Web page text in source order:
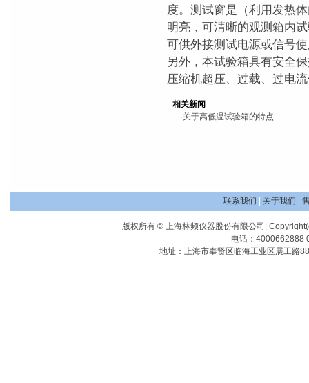
度。测试窗是（利用发热
明亮，可清晰的观测箱内
可供外接测试电源或信号
另外，本试验箱具有安全
压缩机超压、过载、过电
相关新闻
·关于高低温试验箱的特点
联系我们 关于我们
版权所有 © 上海林频仪器股份有限公司|
电话：4000662888
地址：上海市奉贤区临海工业区展工路